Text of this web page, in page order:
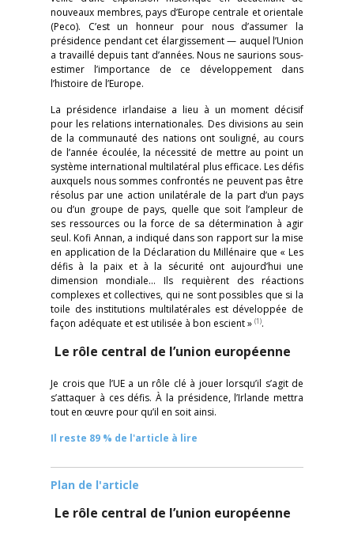
nouveaux membres, pays d’Europe centrale et orientale
(Peco). C’est un honneur pour nous d’assumer la
présidence pendant cet élargissement — auquel l’Union
a travaillé depuis tant d’années. Nous ne saurions sous-
estimer l’importance de ce développement dans
l’histoire de l’Europe.
La présidence irlandaise a lieu à un moment décisif
pour les relations internationales. Des divisions au sein
de la communauté des nations ont souligné, au cours
de l’année écoulée, la nécessité de mettre au point un
système international multilatéral plus efficace. Les défis
auxquels nous sommes confrontés ne peuvent pas être
résolus par une action unilatérale de la part d’un pays
ou d’un groupe de pays, quelle que soit l’ampleur de
ses ressources ou la force de sa détermination à agir
seul. Kofi Annan, a indiqué dans son rapport sur la mise
en application de la Déclaration du Millénaire que « Les
défis à la paix et à la sécurité ont aujourd’hui une
dimension mondiale… Ils requièrent des réactions
complexes et collectives, qui ne sont possibles que si la
toile des institutions multilatérales est développée de
façon adéquate et est utilisée à bon escient » (1).
Le rôle central de l’union européenne
Je crois que l’UE a un rôle clé à jouer lorsqu’il s’agit de
s’attaquer à ces défis. À la présidence, l’Irlande mettra
tout en œuvre pour qu’il en soit ainsi.
Il reste 89 % de l'article à lire
Plan de l'article
Le rôle central de l’union européenne